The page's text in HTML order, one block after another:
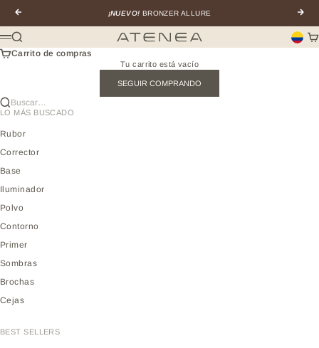
Anterior
¡NUEVO! BRONZER ALLURE
Atenea profesional
Menú
Buscar
Carrito de compras
Tu carrito está vacío
SEGUIR COMPRANDO
Buscar…
LO MÁS BUSCADO
Rubor
Corrector
Base
Iluminador
Polvo
Contorno
Primer
Sombras
Brochas
Cejas
BEST SELLERS